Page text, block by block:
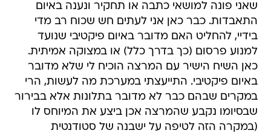
שאני פונה למושאי כתבה או תחקיר ונענה באיום
התאבדות. כבר כאן אני לעתים חש שכוח רב מדי
בידיי, להחליט האם מדובר באיום פיקטיבי שנועד
למנוע פרסום (כך בדרך כלל) או במצוקה אמיתית.
כאן השיח הישיר עם המרצה הוכיח לי שלא מדובר
באיום פיקטיבי. התייעצתי במערכת מה לעשות, הרי
במקרים שבהם כבר לא מדובר בתלונות אלא בבירור
שבסיומו נקבע שהמרצה אכן ביצע את המיוחס לו
(במקרה הזה לטיפה על ישבנה של סטודנטית